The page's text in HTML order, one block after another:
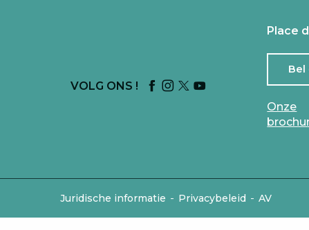
VOLG ONS !
Place
Bel
Onze
Juridische informatie - Privacybeleid - AV